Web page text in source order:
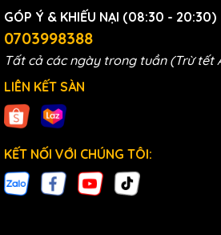
GÓP Ý & KHIẾU NẠI (08:30 - 20:30)
0703998388
Tất cả các ngày trong tuần (Trừ tết
LIÊN KẾT SÀN
KẾT NỐI VỚI CHÚNG TÔI: